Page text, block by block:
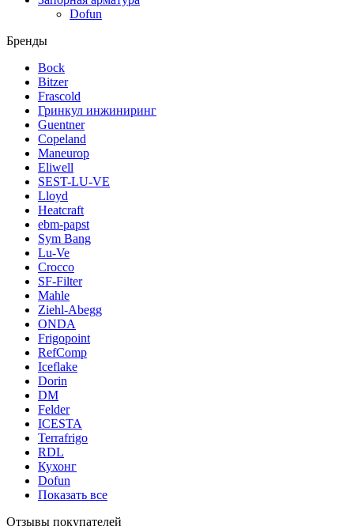
Dofun
Бренды
Bock
Bitzer
Frascold
Гринкул инжиниринг
Guentner
Copeland
Maneurop
Eliwell
SEST-LU-VE
Lloyd
Heatcraft
ebm-papst
Sym Bang
Lu-Ve
Crocco
SF-Filter
Mahle
Ziehl-Abegg
ONDA
Frigopoint
RefComp
Iceflake
Dorin
DM
Felder
ICESTA
Terrafrigo
RDL
Кухонг
Dofun
Показать все
Отзывы покупателей